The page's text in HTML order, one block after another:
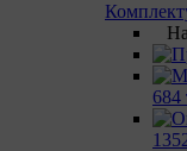
684